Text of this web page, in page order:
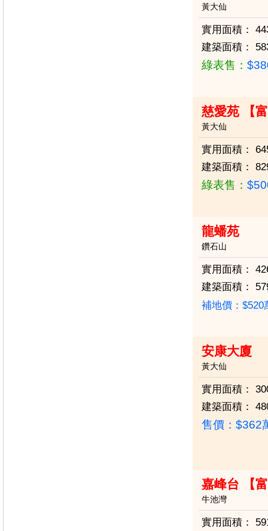
黃大仙
實用面積：
建築面積：
綠表售：
慈愛苑 【
黃大仙
實用面積：
建築面積：
綠表售：
龍蟠苑
鑽石山
實用面積：
建築面積：
補地價：
安康大廈
黃大仙
實用面積：
建築面積：
售價： $362
嘉峰台 【
牛池灣
實用面積：